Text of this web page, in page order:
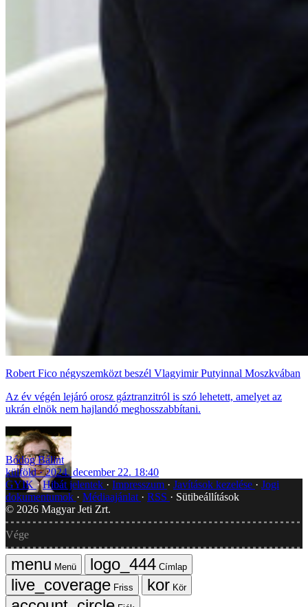
Robert Fico négyszemközt beszél Vlagyimir Putyinnal Moszkvában
Az év végén lejáró orosz gáztranzitról is szó lehetett, amelyet az
ukrán elnök nem hajlandó meghosszabbítani.
Bódog Bálint
külföld
2024. december 22. 18:40
GYIK Hibát jelentek Impresszum Javítások kezelése
Jogi
dokumentumok
Médiaajánlat RSS
Sütibeállítások
© 2026 Magyar Jeti Zrt.
Vége
Menü
Címlap
Friss
Kör